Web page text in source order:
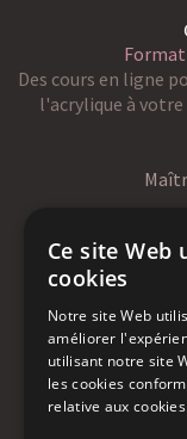
Des cours en ligne
l'acrylique à
Ce site Web
cookies
Notre site Web
améliorer
utilisant notre site
les cookies
relative aux